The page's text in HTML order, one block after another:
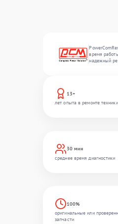
время
надежный
13+
лет опыта в ремонте техники
30 мин
среднее время диагностики
100%
оригинальные или
запчасти